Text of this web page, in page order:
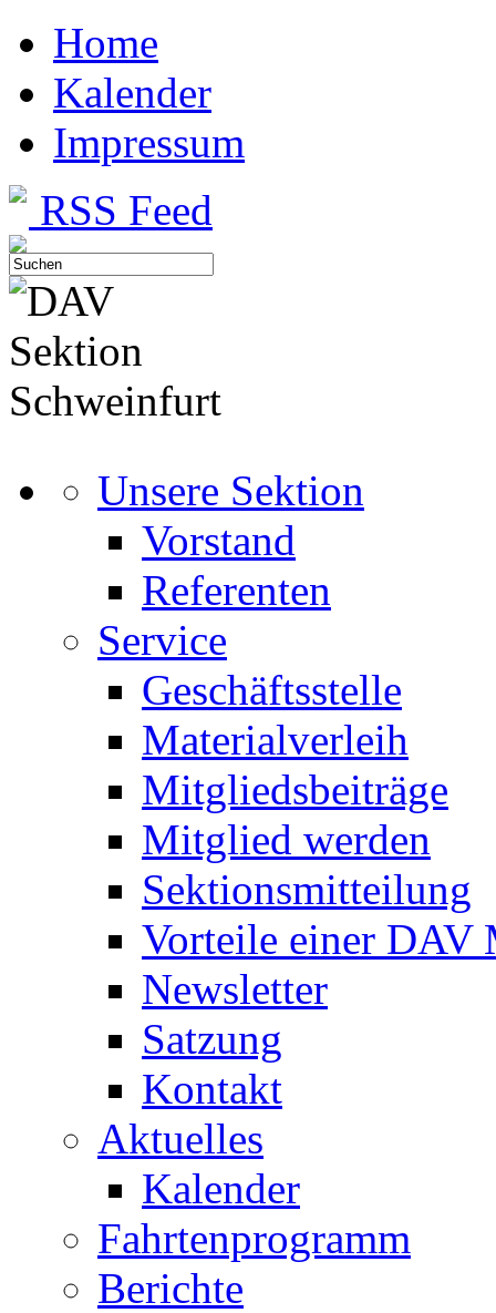
Home
Kalender
Impressum
RSS Feed
Unsere Sektion
Vorstand
Referenten
Service
Geschäftsstelle
Materialverleih
Mitgliedsbeiträge
Mitglied werden
Sektionsmitteilung
Vorteile einer DAV
Newsletter
Satzung
Kontakt
Aktuelles
Kalender
Fahrtenprogramm
Berichte